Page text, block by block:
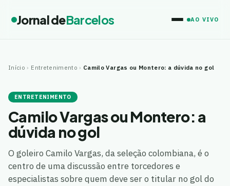
Jornal deBarcelos AO VIVO
Início › Entretenimento › Camilo Vargas ou Montero: a dúvida no gol
ENTRETENIMENTO
Camilo Vargas ou Montero: a
dúvida no gol
O goleiro Camilo Vargas, da seleção colombiana, é o
centro de uma discussão entre torcedores e
especialistas sobre quem deve ser o titular no gol do